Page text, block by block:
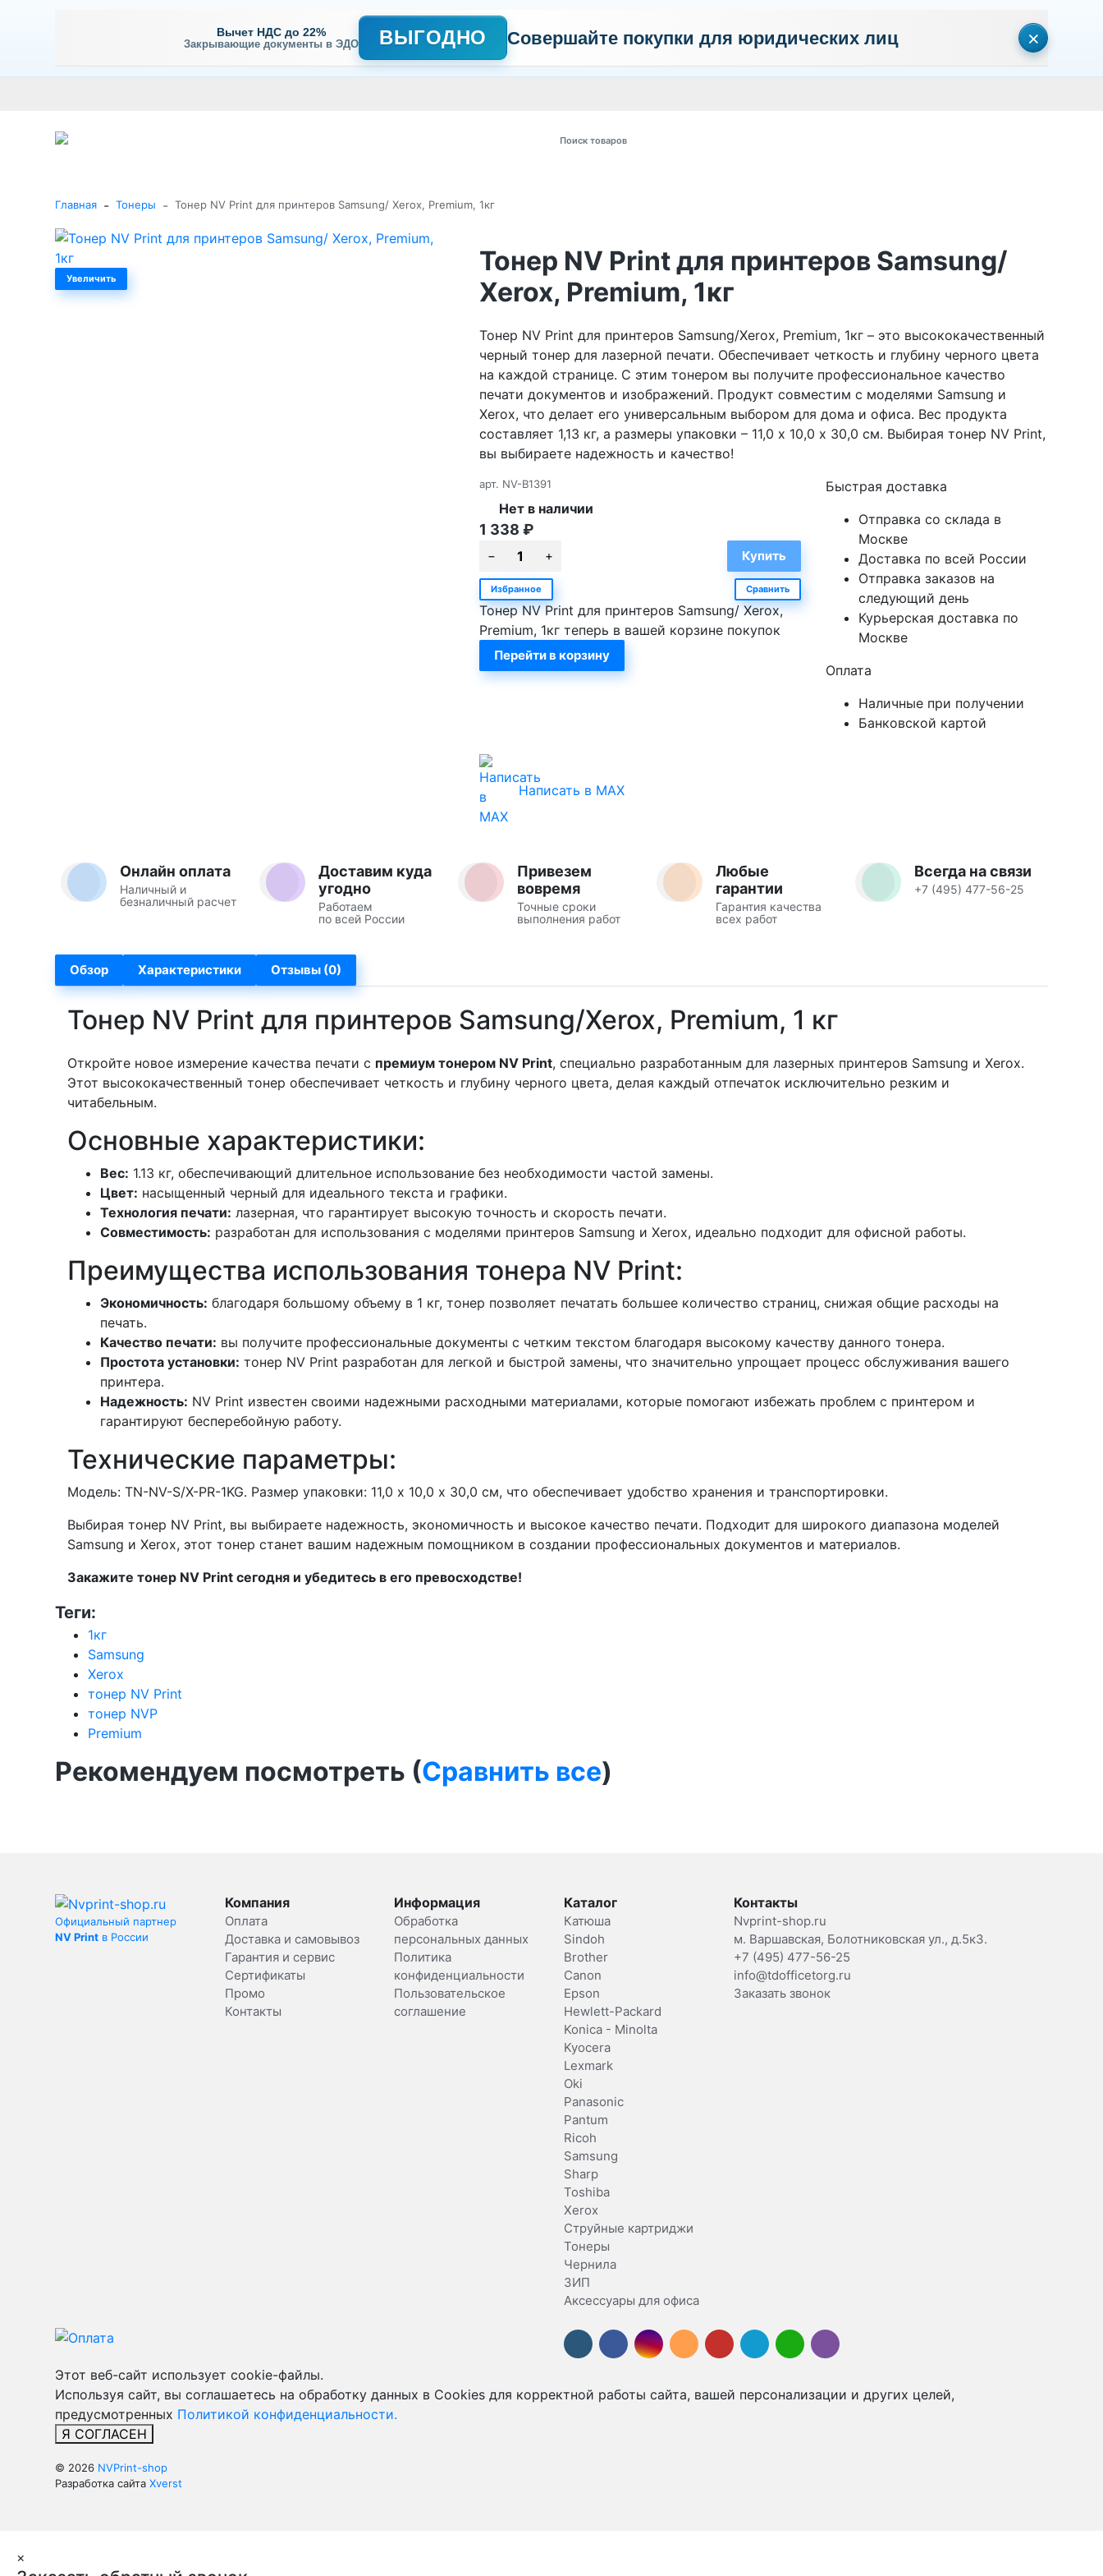
Вычет НДС до 22%
Закрывающие документы в ЭДО ВЫГОДНО Совершайте покупки для юридических лиц ×
Главная - Тонеры - Тонер NV Print для принтеров Samsung/ Xerox, Premium, 1кг
Увеличить
Тонер NV Print для принтеров Samsung/
Xerox, Premium, 1кг
Тонер NV Print для принтеров Samsung/Xerox, Premium, 1кг – это высококачественный
черный тонер для лазерной печати. Обеспечивает четкость и глубину черного цвета
на каждой странице. С этим тонером вы получите профессиональное качество
печати документов и изображений. Продукт совместим с моделями Samsung и
Xerox, что делает его универсальным выбором для дома и офиса. Вес продукта
составляет 1,13 кг, а размеры упаковки – 11,0 х 10,0 х 30,0 см. Выбирая тонер NV Print,
вы выбираете надежность и качество!
арт. NV-B1391
Нет в наличии
1 338 ₽
Избранное Сравнить
Тонер NV Print для принтеров Samsung/ Xerox,
Premium, 1кг теперь в вашей корзине покупок
Перейти в корзину
Быстрая доставка
Отправка со склада в
Москве
Доставка по всей России
Отправка заказов на
следующий день
Курьерская доставка по
Москве
Оплата
Наличные при получении
Банковской картой
Написать в MAX
Онлайн оплата
Наличный и
безналичный расчет
Доставим куда
угодно
Работаем
по всей России
Привезем
вовремя
Точные сроки
выполнения работ
Любые
гарантии
Гарантия качества
всех работ
Всегда на связи
+7 (495) 477-56-25
Обзор Характеристики Отзывы (0)
Тонер NV Print для принтеров Samsung/Xerox, Premium, 1 кг
Откройте новое измерение качества печати с премиум тонером NV Print, специально разработанным для лазерных принтеров Samsung и Xerox.
Этот высококачественный тонер обеспечивает четкость и глубину черного цвета, делая каждый отпечаток исключительно резким и
читабельным.
Основные характеристики:
Вес: 1.13 кг, обеспечивающий длительное использование без необходимости частой замены.
Цвет: насыщенный черный для идеального текста и графики.
Технология печати: лазерная, что гарантирует высокую точность и скорость печати.
Совместимость: разработан для использования с моделями принтеров Samsung и Xerox, идеально подходит для офисной работы.
Преимущества использования тонера NV Print:
Экономичность: благодаря большому объему в 1 кг, тонер позволяет печатать большее количество страниц, снижая общие расходы на
печать.
Качество печати: вы получите профессиональные документы с четким текстом благодаря высокому качеству данного тонера.
Простота установки: тонер NV Print разработан для легкой и быстрой замены, что значительно упрощает процесс обслуживания вашего
принтера.
Надежность: NV Print известен своими надежными расходными материалами, которые помогают избежать проблем с принтером и
гарантируют бесперебойную работу.
Технические параметры:
Модель: TN-NV-S/X-PR-1KG. Размер упаковки: 11,0 х 10,0 х 30,0 см, что обеспечивает удобство хранения и транспортировки.
Выбирая тонер NV Print, вы выбираете надежность, экономичность и высокое качество печати. Подходит для широкого диапазона моделей
Samsung и Xerox, этот тонер станет вашим надежным помощником в создании профессиональных документов и материалов.
Закажите тонер NV Print сегодня и убедитесь в его превосходстве!
Теги:
1кг
Samsung
Xerox
тонер NV Print
тонер NVP
Premium
Рекомендуем посмотреть (Сравнить все)
Официальный партнер
NV Print в России
Компания
Оплата
Доставка и самовывоз
Гарантия и сервис
Сертификаты
Промо
Контакты
Информация
Обработка
персональных данных
Политика
конфиденциальности
Пользовательское
соглашение
Каталог
Катюша
Sindoh
Brother
Canon
Epson
Hewlett-Packard
Konica - Minolta
Kyocera
Lexmark
Oki
Panasonic
Pantum
Ricoh
Samsung
Sharp
Toshiba
Xerox
Струйные картриджи
Тонеры
Чернила
ЗИП
Аксессуары для офиса
Контакты
Nvprint-shop.ru
м. Варшавская, Болотниковская ул., д.5к3.
+7 (495) 477-56-25
info@tdofficetorg.ru
Заказать звонок
Этот веб-сайт использует cookie-файлы.
Используя сайт, вы соглашаетесь на обработку данных в Cookies для корректной работы сайта, вашей персонализации и других целей,
предусмотренных Политикой конфиденциальности.
Я СОГЛАСЕН
© 2026 NVPrint-shop
Разработка сайта Xverst
×